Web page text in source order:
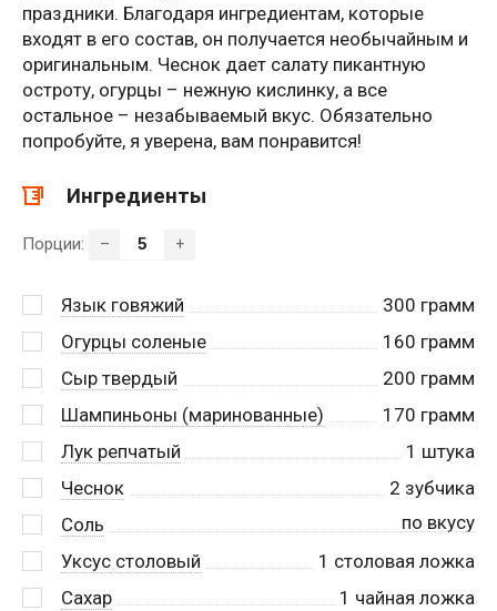
праздники. Благодаря ингредиентам, которые
входят в его состав, он получается необычайным и
оригинальным. Чеснок дает салату пикантную
остроту, огурцы – нежную кислинку, а все
остальное – незабываемый вкус. Обязательно
попробуйте, я уверена, вам понравится!
Ингредиенты
Порции: – +
Язык говяжий 300 грамм
Огурцы соленые
160 грамм
Сыр твердый
200 грамм
Шампиньоны (маринованные)
170 грамм
Лук репчатый
1 штука
Чеснок
2 зубчика
Соль
по вкусу
Уксус столовый
1 столовая ложка
Сахар
1 чайная ложка